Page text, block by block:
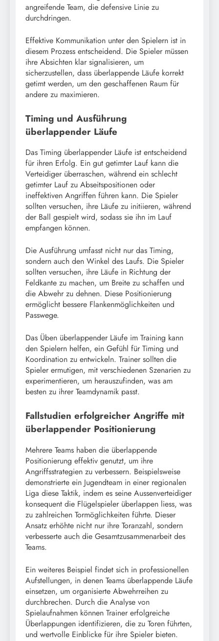
angreifende Team, die defensive Linie zu
durchdringen.
Effektive Kommunikation unter den Spielern ist in
diesem Prozess entscheidend. Die Spieler müssen
ihre Absichten klar signalisieren, um
sicherzustellen, dass überlappende Läufe korrekt
getimt werden, um den geschaffenen Raum für
andere zu maximieren.
Timing und Ausführung
überlappender Läufe
Das Timing überlappender Läufe ist entscheidend
für ihren Erfolg. Ein gut getimter Lauf kann die
Verteidiger überraschen, während ein schlecht
getimter Lauf zu Abseitspositionen oder
ineffektiven Angriffen führen kann. Die Spieler
sollten versuchen, ihre Läufe zu initiieren, während
der Ball gespielt wird, sodass sie ihn im Lauf
empfangen können.
Die Ausführung umfasst nicht nur das Timing,
sondern auch den Winkel des Laufs. Die Spieler
sollten versuchen, ihre Läufe in Richtung der
Feldkante zu machen, um Breite zu schaffen und
die Abwehr zu dehnen. Diese Positionierung
ermöglicht bessere Flankenmöglichkeiten und
Passwege.
Das Üben überlappender Läufe im Training kann
den Spielern helfen, ein Gefühl für Timing und
Koordination zu entwickeln. Trainer sollten die
Spieler ermutigen, mit verschiedenen Szenarien zu
experimentieren, um herauszufinden, was am
besten zu ihrer Teamdynamik passt.
Fallstudien erfolgreicher Angriffe mit
überlappender Positionierung
Mehrere Teams haben die überlappende
Positionierung effektiv genutzt, um ihre
Angriffsstrategien zu verbessern. Beispielsweise
demonstrierte ein Jugendteam in einer regionalen
Liga diese Taktik, indem es seine Aussenverteidiger
konsequent die Flügelspieler überlappen liess, was
zu zahlreichen Tormöglichkeiten führte. Dieser
Ansatz erhöhte nicht nur ihre Toranzahl, sondern
verbesserte auch die Gesamtzusammenarbeit des
Teams.
Ein weiteres Beispiel findet sich in professionellen
Aufstellungen, in denen Teams überlappende Läufe
einsetzen, um organisierte Abwehrreihen zu
durchbrechen. Durch die Analyse von
Spielaufnahmen können Trainer erfolgreiche
Überlappungen identifizieren, die zu Toren führten,
und wertvolle Einblicke für ihre Spieler bieten.